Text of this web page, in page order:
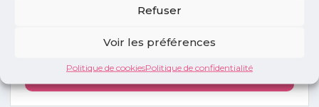
Refuser
Voir les préférences
Politique de cookiesPolitique de confidentialité
annonces